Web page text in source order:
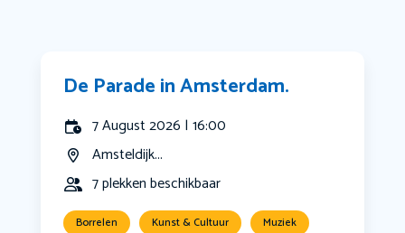
De Parade in Amsterdam.
7 August 2026 | 16:00
Amsteldijk...
7 plekken beschikbaar
Borrelen Kunst & Cultuur Muziek